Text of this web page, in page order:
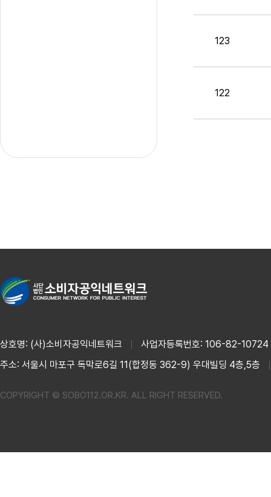
123
122
상호명: (사)소비자공익네트워크
사업자등록번호: 106-82-10724
주소: 서울시 마포구 독막로6길 11(합정동 362-9) 우대빌딩 4층,5층
COPYRIGHT © SOBO112.OR.KR. ALL RIGHT RESERVED.